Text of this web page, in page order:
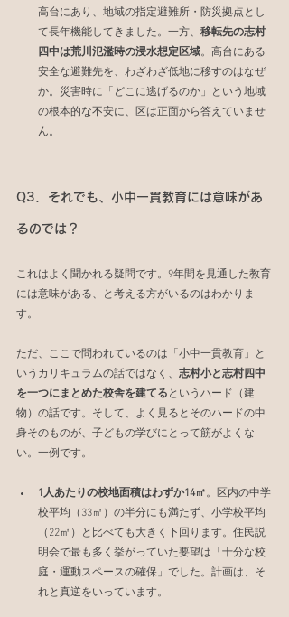
高台にあり、地域の指定避難所・防災拠点とし
て長年機能してきました。一方、 移転先の志村
四中は荒川氾濫時の浸水想定区域。高台にある
安全な避難先を、わざわざ低地に移すのはなぜ
か。災害時に「どこに逃げるのか」という地域
の根本的な不安に、区は正面から答えていませ
ん。
Q3．それでも、小中一貫教育には意味があ
るのでは？
これはよく聞かれる疑問です。9年間を見通した教育
には意味がある、と考える方がいるのはわかりま
す。
ただ、ここで問われているのは「小中一貫教育」と
いうカリキュラムの話ではなく、 志村小と志村四中
を一つにまとめた校舎を建てる というハード（建
物）の話です。そして、よく見るとそのハードの中
身そのものが、子どもの学びにとって筋がよくな
い。一例です。
1人あたりの校地面積はわずか14㎡。区内の中学
校平均（33㎡）の半分にも満たず、小学校平均
（22㎡）と比べても大きく下回ります。住民説
明会で最も多く挙がっていた要望は「十分な校
庭・運動スペースの確保」でした。計画は、そ
れと真逆をいっています。